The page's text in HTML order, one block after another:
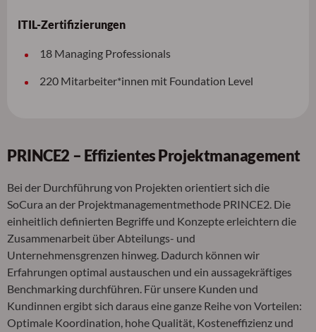
ITIL-Zertifizierungen
18 Managing Professionals
220 Mitarbeiter*innen mit Foundation Level
PRINCE2 – Effizientes Projektmanagement
Bei der Durchführung von Projekten orientiert sich die
SoCura an der Projektmanagementmethode PRINCE2. Die
einheitlich definierten Begriffe und Konzepte erleichtern die
Zusammenarbeit über Abteilungs- und
Unternehmensgrenzen hinweg. Dadurch können wir
Erfahrungen optimal austauschen und ein aussagekräftiges
Benchmarking durchführen. Für unsere Kunden und
Kundinnen ergibt sich daraus eine ganze Reihe von Vorteilen:
Optimale Koordination, hohe Qualität, Kosteneffizienz und